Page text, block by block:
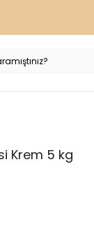
Krem 5 kg